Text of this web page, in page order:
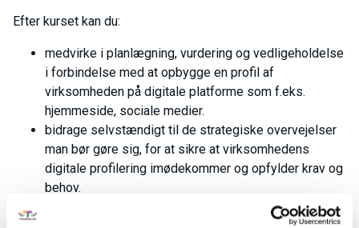
Efter kurset kan du:
medvirke i planlægning, vurdering og vedligeholdelse
i forbindelse med at opbygge en profil af
virksomheden på digitale platforme som f.eks.
hjemmeside, sociale medier.
bidrage selvstændigt til de strategiske overvejelser
man bør gøre sig, for at sikre at virksomhedens
digitale profilering imødekommer og opfylder krav og
behov.
Krav og behov kan være alt fra kunder, samarbejdspartnere